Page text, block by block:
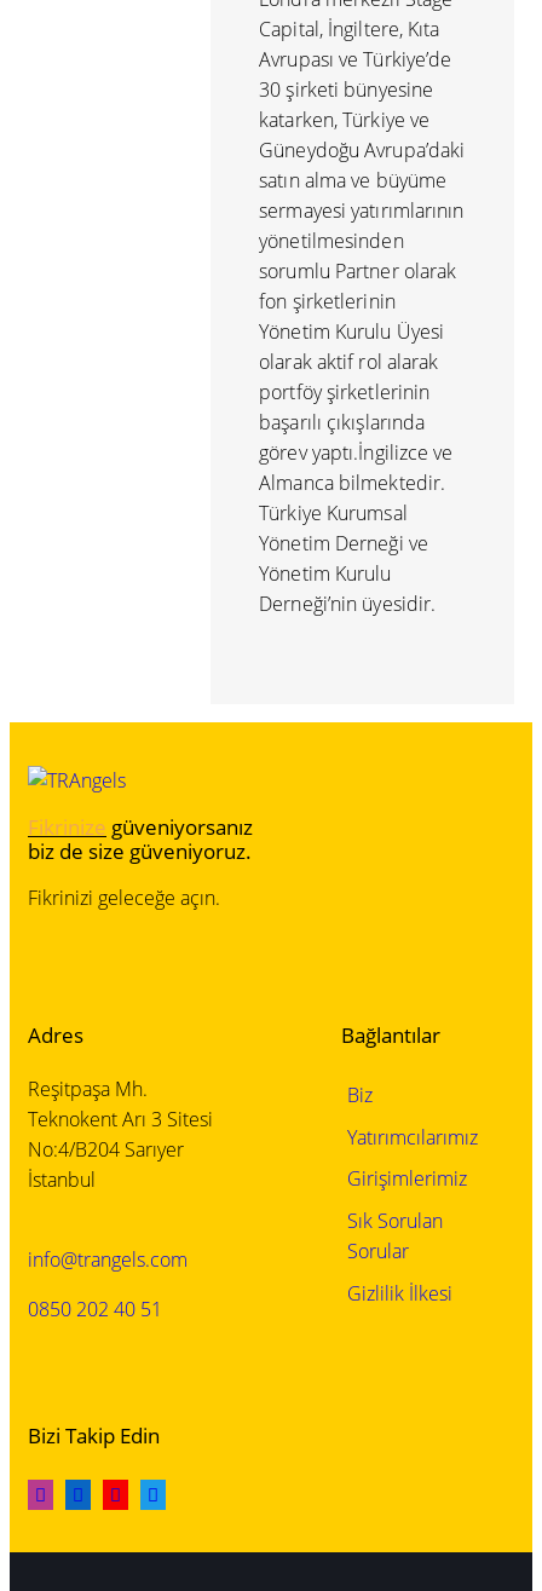
Capital, İngiltere, Kıta
Avrupası ve Türkiye’de
30 şirketi bünyesine
katarken, Türkiye ve
Güneydoğu Avrupa’daki
satın alma ve büyüme
sermayesi yatırımlarının
yönetilmesinden
sorumlu Partner olarak
fon şirketlerinin
Yönetim Kurulu Üyesi
olarak aktif rol alarak
portföy şirketlerinin
başarılı çıkışlarında
görev yaptı.İngilizce ve
Almanca bilmektedir.
Türkiye Kurumsal
Yönetim Derneği ve
Yönetim Kurulu
Derneği’nin üyesidir.
Fikrinize güveniyorsanız
biz de size güveniyoruz.
Fikrinizi geleceğe açın.
Adres
Reşitpaşa Mh.
Teknokent Arı 3 Sitesi
No:4/B204 Sarıyer
İstanbul
info@trangels.com
0850 202 40 51
Bağlantılar
Biz
Yatırımcılarımız
Girişimlerimiz
Sık Sorulan
Sorular
Gizlilik İlkesi
Bizi Takip Edin